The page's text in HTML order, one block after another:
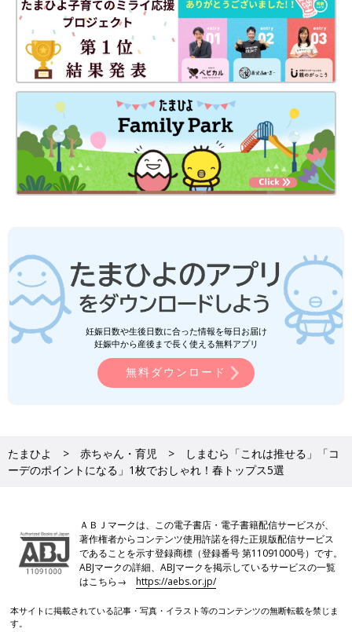
妊娠日数や生後日数に合った情報を毎日お届け
妊娠中から産後まで長く使える無料アプリ
無料ダウンロード
たまひよ 赤ちゃん・育児
しまむら「これは推せる」「コ
ーデのポイントになる」1枚でおしゃれ！春トップス5選
ＡＢＪマークは、この電子書店・電子書籍配信サービスが、
著作権者からコンテンツ使用許諾を得た正規版配信サービス
であることを示す登録商標（登録番号 第11091000号）です。
ABJマークの詳細、ABJマークを掲示しているサービスの一覧
はこちら→https://aebs.or.jp/
本サイトに掲載されている記事・写真・イラスト等のコンテンツの無断転載を禁じま
す。